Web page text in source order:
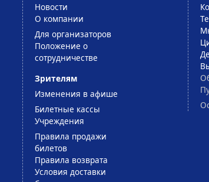
Новости
О компании
Для организаторов
Положение о
сотрудничестве
Зрителям
Изменения в афише
Билетные кассы
Учреждения
Правила продажи
билетов
Правила возврата
Условия доставки